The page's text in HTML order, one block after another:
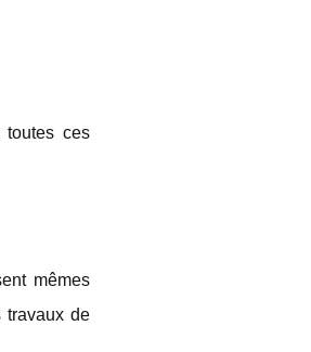
ces
mêmes
travaux de